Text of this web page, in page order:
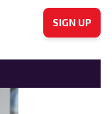
SIGN UP